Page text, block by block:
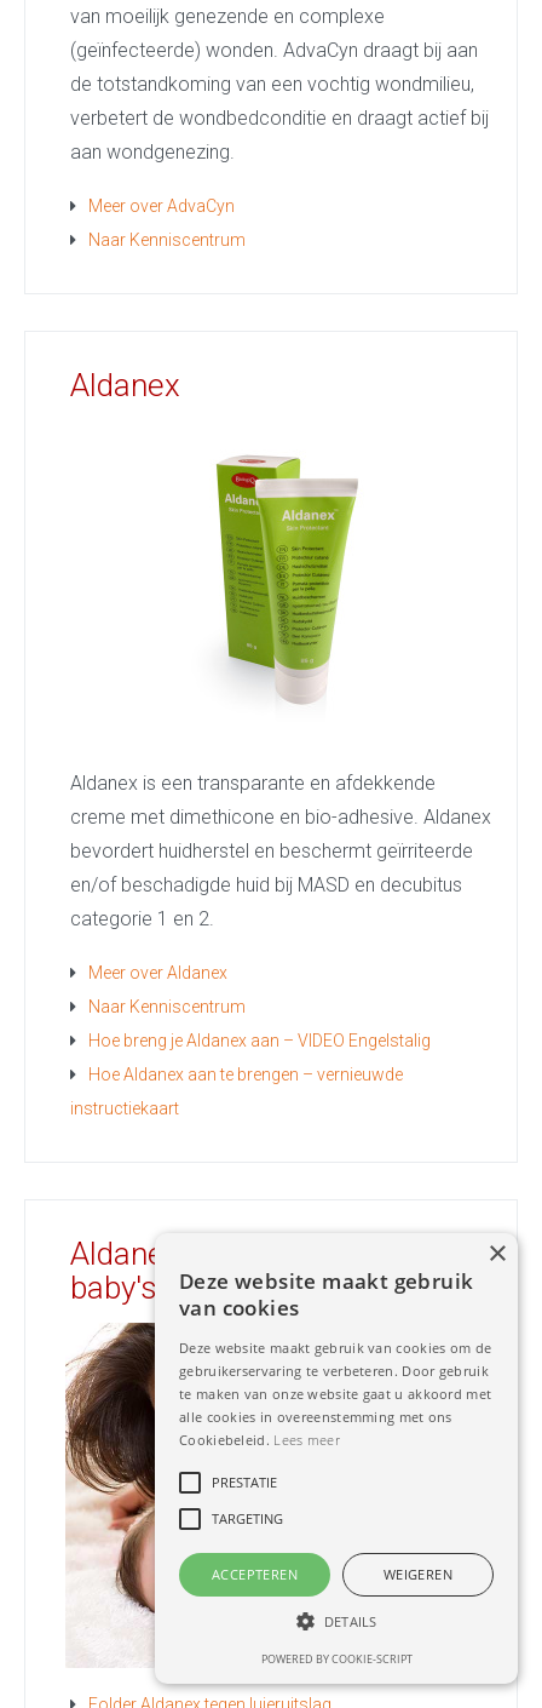
van moeilijk genezende en complexe
(geïnfecteerde) wonden. AdvaCyn draagt bij aan
de totstandkoming van een vochtig wondmilieu,
verbetert de wondbedconditie en draagt actief bij
aan wondgenezing.
Meer over AdvaCyn
Naar Kenniscentrum
Aldanex
Aldanex is een transparante en afdekkende
creme met dimethicone en bio-adhesive. Aldanex
bevordert huidherstel en beschermt geïrriteerde
en/of beschadigde huid bij MASD en decubitus
categorie 1 en 2.
Meer over Aldanex
Naar Kenniscentrum
Hoe breng je Aldanex aan – VIDEO Engelstalig
Hoe Aldanex aan te brengen – vernieuwde
instructiekaart
Aldanex tegen luieruitslag bij
baby's
Deze website maakt gebruik
van cookies
Deze website maakt gebruik van cookies om de
gebruikerservaring te verbeteren. Door gebruik
te maken van onze website gaat u akkoord met
alle cookies in overeenstemming met ons
Cookiebeleid. Lees meer
PRESTATIE
TARGETING
ACCEPTEREN WEIGEREN
DETAILS
POWERED BY COOKIE-SCRIPT
×